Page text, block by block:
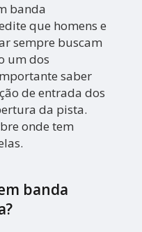
banda
que homens e
sempre buscam
um dos
saber
de entrada dos
da pista.
onde tem
banda